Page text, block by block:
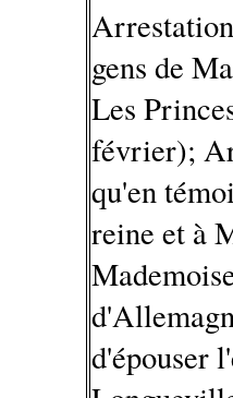
gens de
Les
février);
qu'en
reine et à
d'épouser